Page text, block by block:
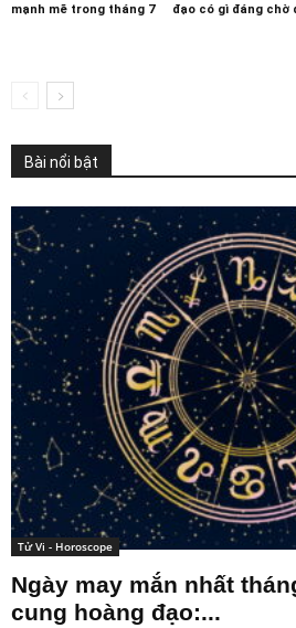
mạnh mẽ trong tháng 7
đạo có gì đáng chờ
Bài nổi bật
Tử Vi - Horoscope
Ngày may mắn nhất
cung hoàng đạo:...